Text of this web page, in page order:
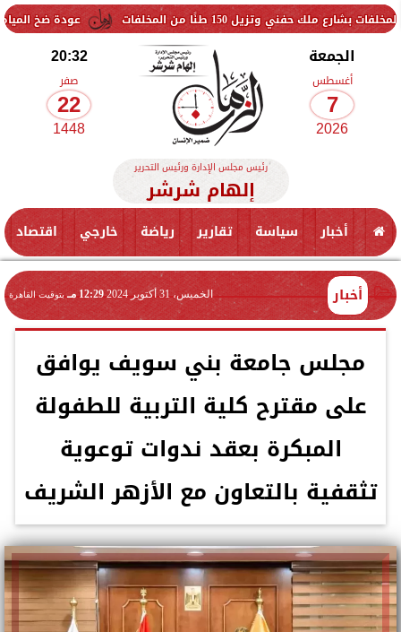
عودة ضخ المياه تدريجيًا 150 طنًا من المخلفات
الجمعة
أغسطس
7
2026
20:32
صفر
22
1448
رئيس مجلس الإدارة ورئيس التحرير
إلهام شرشر
أخبار سياسة تقارير رياضة خارجي اقتصاد
أخبار الخميس، 31 أكتوبر 2024 12:29 مـ بتوقيت القاهرة
مجلس جامعة بني سويف يوافق
على مقترح كلية التربية للطفولة
المبكرة بعقد ندوات توعوية
تثقفية بالتعاون مع الأزهر الشريف